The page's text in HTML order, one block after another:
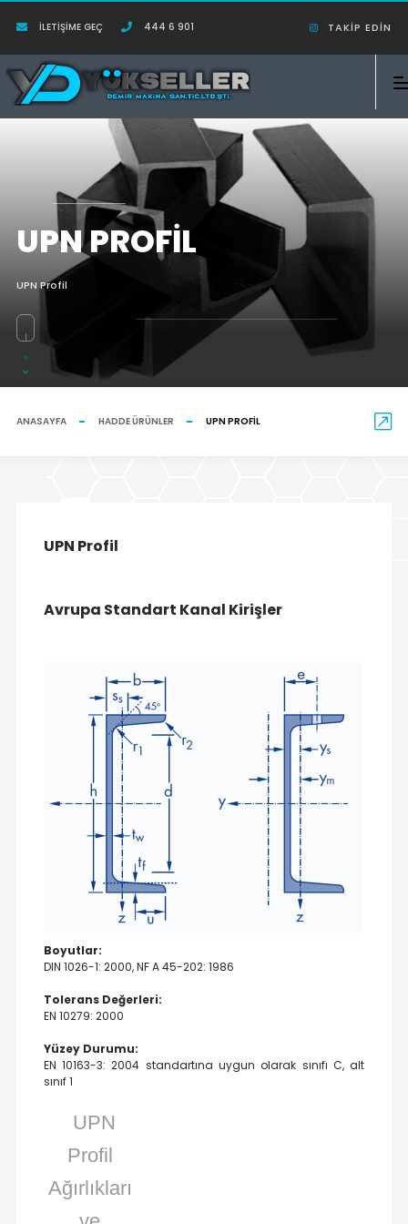
İLETIŞIME GEÇ 444 6 901 TAKIP EDIN
UPN PROFIL
UPN Profil
ANASAYFA HADDE ÜRÜNLER UPN PROFIL
UPN Profil
Avrupa Standart Kanal Kirişler
Boyutlar:
DIN 1026-1: 2000, NF A 45-202: 1986
Tolerans Değerleri:
EN 10279: 2000
Yüzey Durumu:
EN 10163-3: 2004 standartına uygun olarak sınıfı C, alt
sınıf 1
UPN
Profil
Ağırlıkları